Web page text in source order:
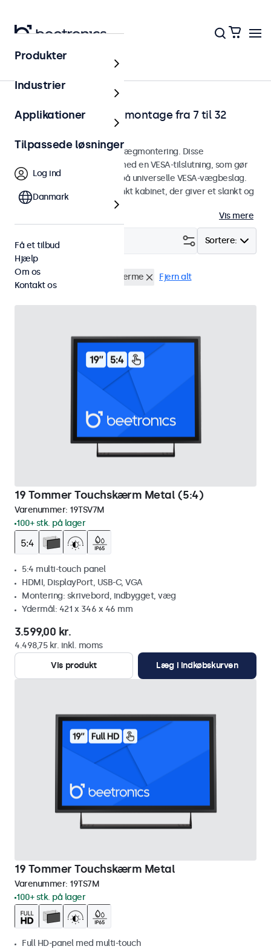
Hjem
Touchskærme til vægmontage fra 7 til 32
Touchskærme designet til vægmontering. Disse
touchskærme er udstyret med en VESA-tilslutning, som gør
det nemt at montere dem på universelle VESA-vægbeslag.
Touchskærmene har et slankt kabinet, der giver et slankt og
fladt finish.
Vis mere
Sortere:
Filter (2)
Væg 19 tommer touchskærme Fjern alt
19 Tommer Touchskærm Metal (5:4)
Varenummer: 19TSV7M
100+ stk. på lager
5:4 multi-touch panel
HDMI, DisplayPort, USB-C, VGA
Montering: skrivebord, indbygget, væg
Ydermål: 421 x 346 x 46 mm
3.599,00 kr.
4.498,75 kr. inkl. moms
Vis produkt
Læg i indkøbskurven
19 Tommer Touchskærm Metal
Varenummer: 19TS7M
100+ stk. på lager
Full HD-panel med multi-touch
Produkter
Industrier
Applikationer
Tilpassede løsninger
Log ind
Danmark
Få et tilbud
Hjælp
Om os
Kontakt os